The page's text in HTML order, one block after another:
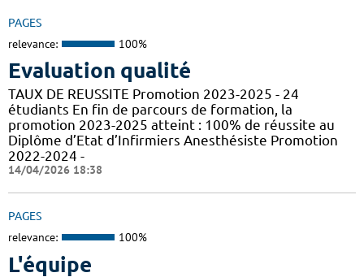
PAGES
relevance: 100%
Evaluation qualité
TAUX DE REUSSITE Promotion 2023-2025 - 24
étudiants En fin de parcours de formation, la
promotion 2023-2025 atteint : 100% de réussite au
Diplôme d’Etat d’Infirmiers Anesthésiste Promotion
2022-2024 -
14/04/2026 18:38
PAGES
relevance: 100%
L'équipe